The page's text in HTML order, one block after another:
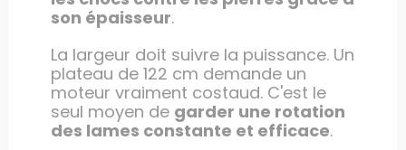
son épaisseur.
La largeur doit suivre la puissance. Un
plateau de 122 cm demande un
moteur vraiment costaud. C'est le
seul moyen de garder une rotation
des lames constante et efficace.